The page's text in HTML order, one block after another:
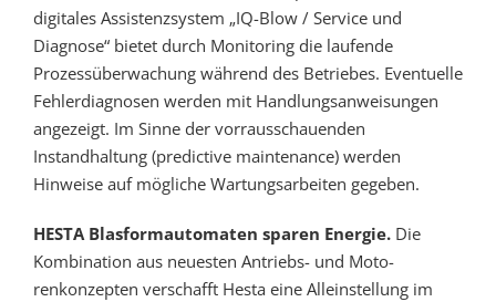
digitales Assistenzsystem „IQ-Blow / Service und
Diagnose“ bietet durch Monitoring die laufende
Prozessüberwachung während des Betriebes. Eventuelle
Fehlerdiagnosen werden mit Handlungsanweisungen
angezeigt. Im Sinne der vorrausschauenden
Instandhaltung (predictive maintenance) werden
Hinweise auf mögliche Wartungsarbeiten gegeben.
HESTA Blasformautomaten sparen Energie.Die
Kombination aus neuesten Antriebs- und Moto-
renkonzepten verschafft Hesta eine Alleinstellung im